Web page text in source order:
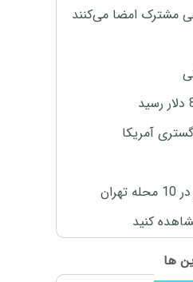
مشترک امضا می‌کنند
کنید
ها